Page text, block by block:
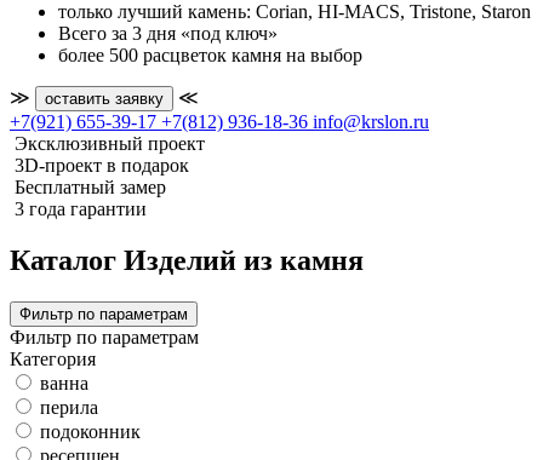
только лучший камень: Corian, HI-MACS, Tristone, Staron
Всего за 3 дня «под ключ»
более 500 расцветок камня на выбор
≫ оставить заявку
≪
+7(921) 655-39-17 +7(812) 936-18-36 info@krslon.ru
Эксклюзивный проект
3D-проект в подарок
Бесплатный замер
3 года гарантии
Каталог Изделий из камня
Фильтр по параметрам
Фильтр по параметрам
Категория
ванна
перила
подоконник
ресепшен